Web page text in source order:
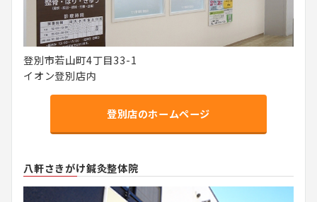
登別市若山町4丁目33-1
イオン登別店内
登別店のホームページ
八軒さきがけ鍼灸整体院